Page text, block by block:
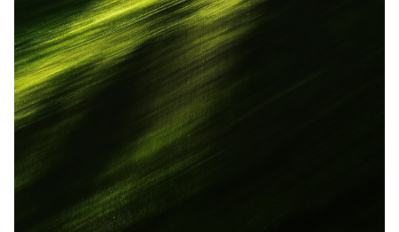
Hearing
Hearing by Category
Hearing Resources